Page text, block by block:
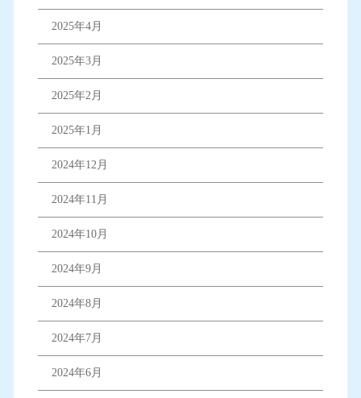
2025年4月
2025年3月
2025年2月
2025年1月
2024年12月
2024年11月
2024年10月
2024年9月
2024年8月
2024年7月
2024年6月